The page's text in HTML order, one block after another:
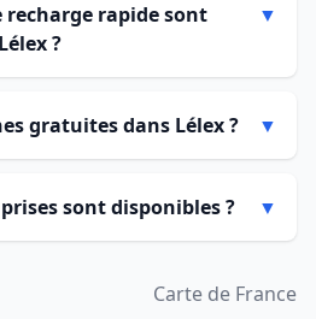
recharge rapide sont
?
▼
gratuites dans Lélex ? ▼
sont disponibles ? ▼
Carte de France